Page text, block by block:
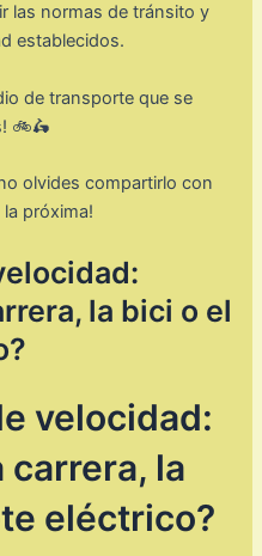
las normas de tránsito y
establecidos.
de transporte que se
🚲🛵
olvides compartirlo con
próxima!
la bici o el
velocidad:
carrera, la
eléctrico?